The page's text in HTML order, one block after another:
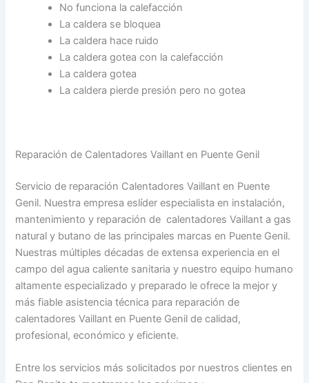
No funciona la calefacción
La caldera se bloquea
La caldera hace ruido
La caldera gotea con la calefacción
La caldera gotea
La caldera pierde presión pero no gotea
Reparación de Calentadores Vaillant en Puente Genil
Servicio de reparación Calentadores Vaillant en Puente
Genil. Nuestra empresa eslíder especialista en instalación,
mantenimiento y reparación de calentadores Vaillant a gas
natural y butano de las principales marcas en Puente Genil.
Nuestras múltiples décadas de extensa experiencia en el
campo del agua caliente sanitaria y nuestro equipo humano
altamente especializado y preparado le ofrece la mejor y
más fiable asistencia técnica para reparación de
calentadores Vaillant en Puente Genil de calidad,
profesional, económico y eficiente.
Entre los servicios más solicitados por nuestros clientes en